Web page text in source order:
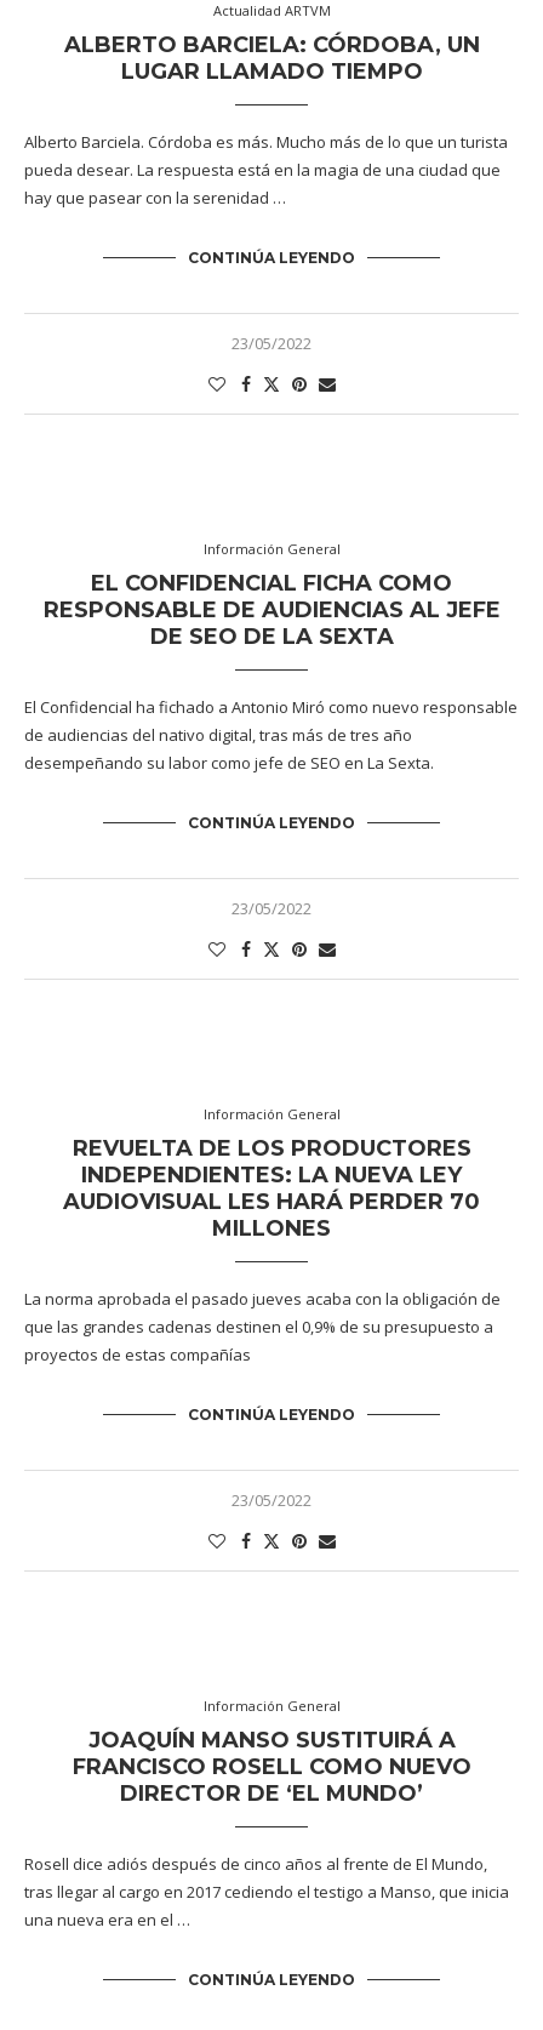
Actualidad ARTVM
ALBERTO BARCIELA: CÓRDOBA, UN
LUGAR LLAMADO TIEMPO
Alberto Barciela. Córdoba es más. Mucho más de lo que un turista
pueda desear. La respuesta está en la magia de una ciudad que
hay que pasear con la serenidad …
CONTINÚA LEYENDO
23/05/2022
Información General
EL CONFIDENCIAL FICHA COMO
RESPONSABLE DE AUDIENCIAS AL JEFE
DE SEO DE LA SEXTA
El Confidencial ha fichado a Antonio Miró como nuevo responsable
de audiencias del nativo digital, tras más de tres año
desempeñando su labor como jefe de SEO en La Sexta.
CONTINÚA LEYENDO
23/05/2022
Información General
REVUELTA DE LOS PRODUCTORES
INDEPENDIENTES: LA NUEVA LEY
AUDIOVISUAL LES HARÁ PERDER 70
MILLONES
La norma aprobada el pasado jueves acaba con la obligación de
que las grandes cadenas destinen el 0,9% de su presupuesto a
proyectos de estas compañías
CONTINÚA LEYENDO
23/05/2022
Información General
JOAQUÍN MANSO SUSTITUIRÁ A
FRANCISCO ROSELL COMO NUEVO
DIRECTOR DE ‘EL MUNDO’
Rosell dice adiós después de cinco años al frente de El Mundo,
tras llegar al cargo en 2017 cediendo el testigo a Manso, que inicia
una nueva era en el …
CONTINÚA LEYENDO